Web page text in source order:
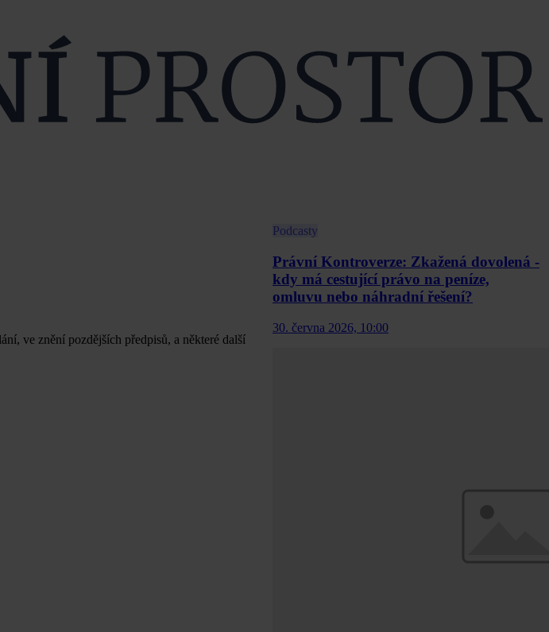
ve znění pozdějších předpisů, a některé další
Podcasty
Právní Kontroverze: Zkažená dovolená -
kdy má cestující právo na peníze,
omluvu nebo náhradní řešení?
30. června 2026, 10:00